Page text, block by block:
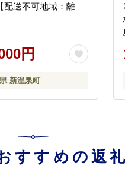
配送不可地域：離
円
新温泉町
すすめの返